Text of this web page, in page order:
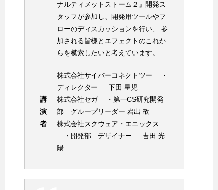
ナルティメットストーム２』開発ス
タッフが参加し、開発用ツールやフ
ローのディスカッションを行い、 参
加される皆様とエフェクトのこれか
らを模索したいと考えています。
講
演
者
株式会社サイバーコネクトツー ・
ディレクター 下田 星児
株式会社セガ ・第一CS研究開発
部 グループリーダー 岩出 敬
株式会社スクウェア・エニックス
・開発部 デザイナー 吉田 光
陽